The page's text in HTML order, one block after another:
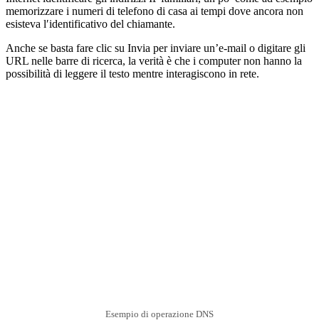
memorizzare i numeri di telefono di casa ai tempi dove ancora non
esisteva l′identificativo del chiamante.
Anche se basta fare clic su Invia per inviare un’e-mail o digitare gli
URL nelle barre di ricerca, la verità è che i computer non hanno la
possibilità di leggere il testo mentre interagiscono in rete.
Esempio di operazione DNS